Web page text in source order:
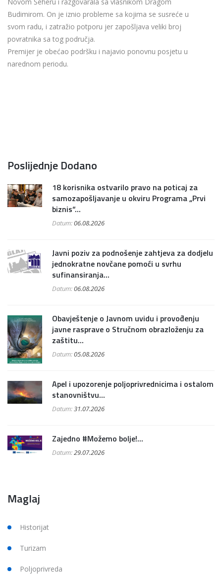
Budimirom. On je iznio probleme sa kojima se susreće u
svom radu, i zatražio potporu jer zapošljava veliki broj
povratnika sa tog područja.
Premijer je obećao podršku i najavio ponovnu posjetu u
narednom periodu.
Poslijednje Dodano
18 korisnika ostvarilo pravo na poticaj za
samozapošljavanje u okviru Programa „Prvi
biznis“...
Datum:06.08.2026
Javni poziv za podnošenje zahtjeva za dodjelu
jednokratne novčane pomoći u svrhu
sufinansiranja...
Datum:06.08.2026
Obavještenje o Javnom uvidu i provođenju
javne rasprave o Stručnom obrazloženju za
zaštitu...
Datum:05.08.2026
Apel i upozorenje poljoprivrednicima i ostalom
stanovništvu...
Datum:31.07.2026
Zajedno #Možemo bolje!...
Datum:29.07.2026
Maglaj
Historijat
Turizam
Poljoprivreda